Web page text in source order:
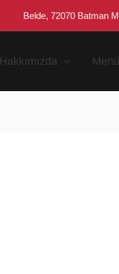
Belde, 72070 Batman
Hakkımızda Menü